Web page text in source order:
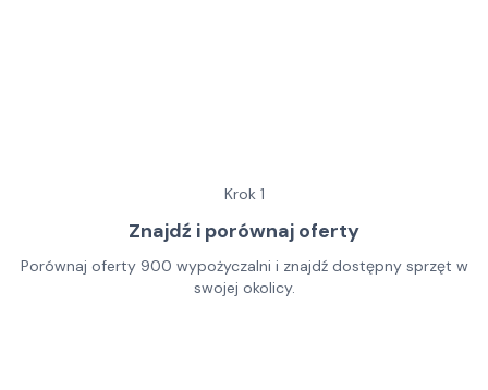
Krok 1
Znajdź i porównaj oferty
Porównaj oferty 900 wypożyczalni i znajdź dostępny sprzęt w
swojej okolicy.